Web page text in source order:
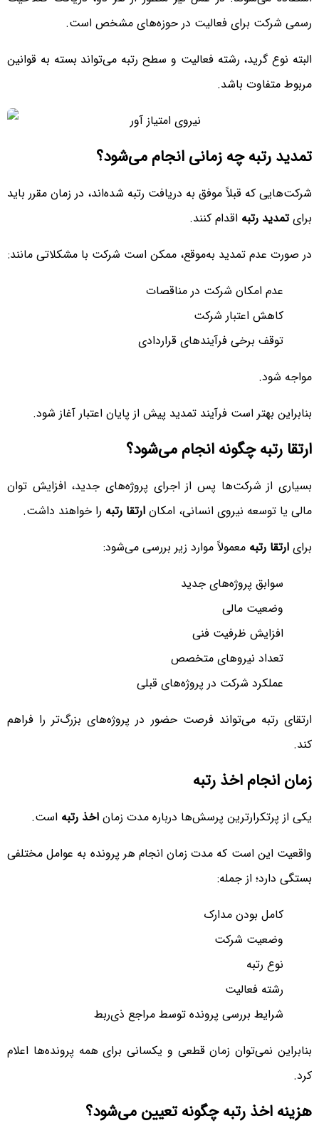
رسمی شرکت برای فعالیت در حوزه‌های مشخص است.
البته نوع گرید، رشته فعالیت و سطح رتبه می‌تواند بسته به قوانین
مربوط متفاوت باشد.
تمدید رتبه چه زمانی انجام می‌شود؟
شرکت‌هایی که قبلاً موفق به دریافت رتبه شده‌اند، در زمان مقرر باید
برایتمدید رتبه اقدام کنند.
در صورت عدم تمدید به‌موقع، ممکن است شرکت با مشکلاتی مانند:
عدم امکان شرکت در مناقصات
کاهش اعتبار شرکت
توقف برخی فرآیندهای قراردادی
مواجه شود.
بنابراین بهتر است فرآیند تمدید پیش از پایان اعتبار آغاز شود.
ارتقا رتبه چگونه انجام می‌شود؟
بسیاری از شرکت‌ها پس از اجرای پروژه‌های جدید، افزایش توان
مالی یا توسعه نیروی انسانی، امکان ارتقا رتبه را خواهند داشت.
برای ارتقا رتبه معمولاً موارد زیر بررسی می‌شود:
سوابق پروژه‌های جدید
وضعیت مالی
افزایش ظرفیت فنی
تعداد نیروهای متخصص
عملکرد شرکت در پروژه‌های قبلی
ارتقای رتبه می‌تواند فرصت حضور در پروژه‌های بزرگ‌تر را فراهم
کند.
زمان انجام اخذ رتبه
یکی از پرتکرارترین پرسش‌ها درباره مدت زمان اخذ رتبه است.
واقعیت این است که مدت زمان انجام هر پرونده به عوامل مختلفی
بستگی دارد؛ از جمله:
کامل بودن مدارک
وضعیت شرکت
نوع رتبه
رشته فعالیت
شرایط بررسی پرونده توسط مراجع ذی‌ربط
بنابراین نمی‌توان زمان قطعی و یکسانی برای همه پرونده‌ها اعلام
کرد.
هزینه اخذ رتبه چگونه تعیین می‌شود؟